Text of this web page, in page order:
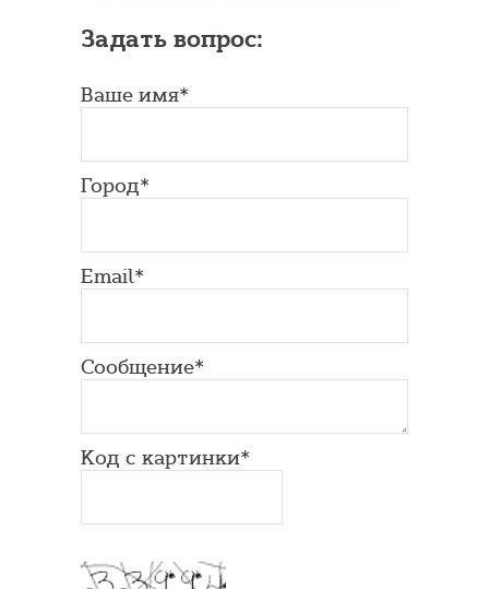
Задать вопрос:
Ваше имя*
Город*
Email*
Сообщение*
Код с картинки*